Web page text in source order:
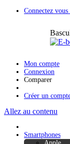
Connectez vous
Mon compte
Connexion
Comparer
Créer un
Allez au contenu
Smartphones